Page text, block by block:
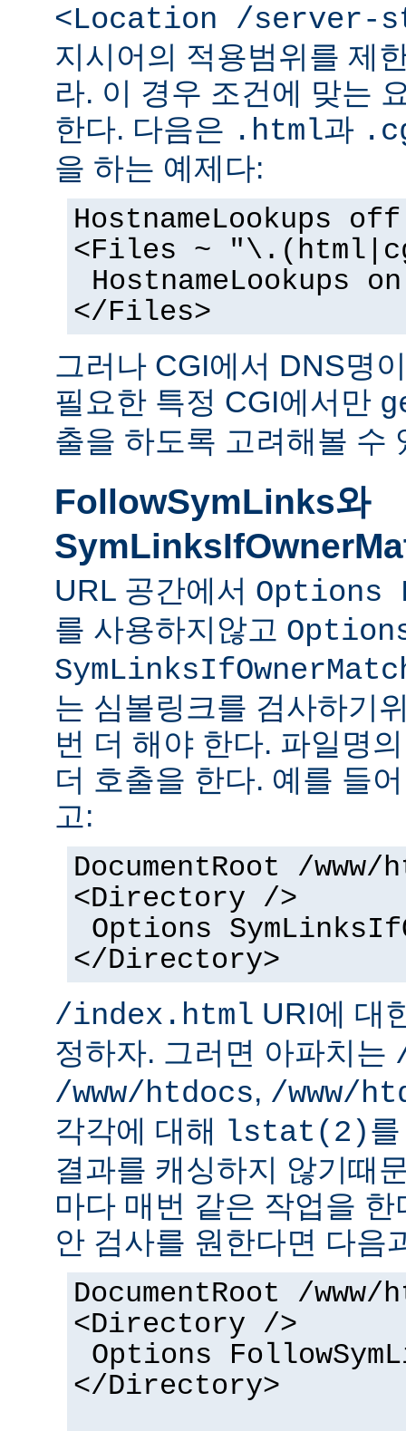
<Location /server-
지시어의 적용범위를 제
라. 이 경우 조건에 맞는
한다. 다음은 .html과
을 하는 예제다:
HostnameLookups off
<Files ~
HostnameLookups on
</Files>
그러나 CGI에서 DNS명
필요한 특정 CGI에서만
출을 하도록 고려해볼 수
FollowSymLinks와
URL 공간에서 Options
를 사용하지않고
는 심볼링크를 검사하기
번 더 해야 한다. 파일명
더 호출을 한다. 예를 들
고:
DocumentRoot /www/
<Directory />
Options
</Directory>
/index.html URI에 대
정하자. 그러면 아파치는
/www/htdocs, /www/
각각에 대해
lstat(2)
결과를 캐싱하지 않기때
마다 매번 같은 작업을
안 검사를 원한다면 다음
DocumentRoot /www/
<Directory />
Options
</Directory>